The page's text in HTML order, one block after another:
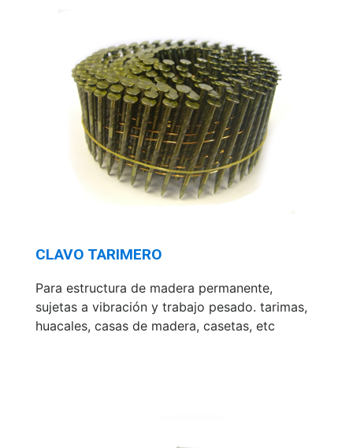
CLAVO TARIMERO
Para estructura de madera permanente,
sujetas a vibración y trabajo pesado. tarimas,
huacales, casas de madera, casetas, etc